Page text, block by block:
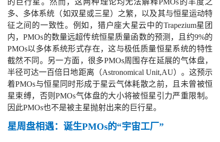
多、多体系统（如双星或三星）之繁，以及其与恒星运动特
征之间的一致性。例如，猎户座大星云中的Trapezium星团
内，PMOs的数量远超传统恒星质量函数的预测，且约9%的
PMOs以多体系统形式存在，这与极低质量恒星系统的特性
截然不同。另一方面，很多PMOs周围存在延展的气体盘，
半径可达一百倍日地距离（Astronomical Unit,AU）。这预示
着PMOs与恒星同时形成于星云气体耗散之前，且未曾被恒
星束缚，否则PMOs气体盘的大小将被恒星引力严重限制。
因此PMOs也不是被主星抛射出来的巨行星。
星周盘相遇：诞生PMOs的“宇宙工厂”